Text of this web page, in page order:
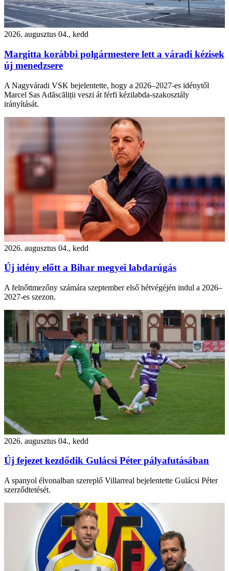
2026. augusztus 04., kedd
Margitta korábbi polgármestere lett a váradi kézisek
új menedzsere
A Nagyváradi VSK bejelentette, hogy a 2026–2027-es idénytől
Marcel Sas Adăscăliții veszi át férfi kézilabda-szakosztály
irányítását.
2026. augusztus 04., kedd
Új idény előtt a Bihar megyei labdarúgás
A felnőttmezőny számára szeptember első hétvégéjén indul a 2026–
2027-es szezon.
2026. augusztus 04., kedd
Új fejezet kezdődik Gulácsi Péter pályafutásában
A spanyol élvonalban szereplő Villarreal bejelentette Gulácsi Péter
szerződtetését.